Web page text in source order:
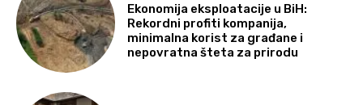
Ekonomija eksploatacije u BiH:
Rekordni profiti kompanija,
minimalna korist za građane i
nepovratna šteta za prirodu